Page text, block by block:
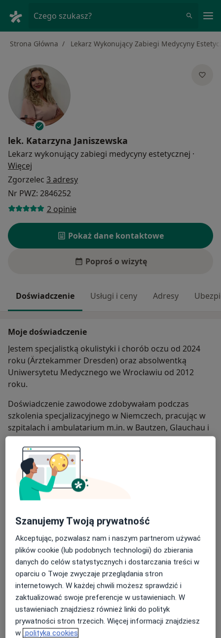
Czego szukasz?
Strona Główna Lekarz Wykonujący Zabiegi Medycyny
lek. Katarzyna Janiszewska
Lekarz wykonujący zabiegi medycyny estetycznej ·
Więcej
Zgorzelec 3 adresy
Nr PWZ: 2846252
2 opinie
Pokaż dane kontaktowe
Poproś o wizytę
Doświadczenie Usługi i ceny Adresy
Moje doświadczenie
Jestem specjalistką okulistyki i chorób oczu od 2024
roku (Ärztekammer Dresden) oraz absolwentką
Uniwersytetu Medycznego we Wrocławiu od 2012
roku.
Doświadczenie zawodowe zdobywałam podczas
szkolenia specjalizacyjnego w Niemczech, pracując w
szpitalach i ambulatarium m.in. w Bautzen, Glauchau i
Görlitz, opiekując się pacjentami z chorobami oczu,
powiek i skóry.
Od początku kariery rozwijam również swoje
umiejętności w zakresie medycyny estetycznej.
Nieustannie podnoszę swoje kwalifikacje, uczestnicząc
w licznych konferencjach, kursach, kongresach i
warsztatach, zarówno polskich jak i zagranicznych,
aby oferować pacjentom kompleksowe i trwałe efekty
leczenia.
więcejO mnie
Główne obszary pomocy
Szanujemy Twoją prywatność
Akceptując, pozwalasz nam i naszym partnerom używać
plików cookie (lub podobnych technologii) do zbierania
danych do celów statystycznych i dostarczania treści w
oparciu o Twoje zwyczaje przeglądania stron
internetowych. W każdej chwili możesz sprawdzić i
zaktualizować swoje preferencje w ustawieniach. W
ustawieniach znajdziesz również linki do polityk
prywatności stron trzecich. Więcej informacji znajdziesz
w polityka cookies